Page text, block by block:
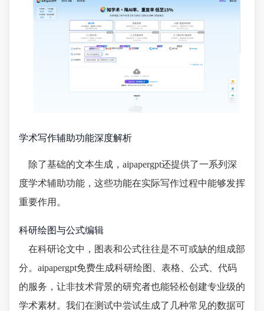
学术写作辅助功能深度解析
除了基础的文本生成，aipapergpt还提供了一系列深
度学术辅助功能，这些功能在实际写作过程中能够发挥
重要作用。
科研绘图与公式编辑
在科研论文中，图表和公式往往是不可或缺的组成部
分。aipapergpt免费生成科研绘图、表格、公式、代码
的服务，让非技术背景的研究者也能轻松创建专业级的
学术素材。我们在测试中尝试生成了几种常见的数据可